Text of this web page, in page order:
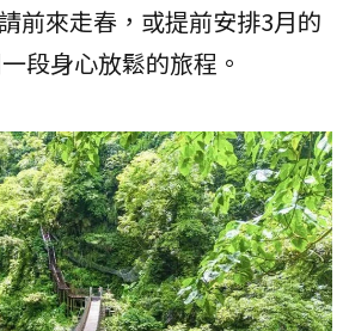
前來走春，或提前安排3月的
段身心放鬆的旅程。